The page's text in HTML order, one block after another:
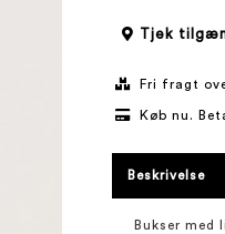
Tjek
Fri fragt
Køb nu.
Beskrivelse
Bukser med